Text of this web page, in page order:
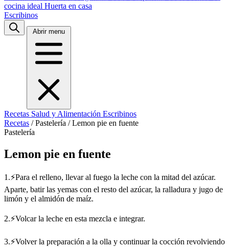
cocina ideal Huerta en casa
Escribinos
Abrir menu
Recetas Salud y Alimentación Escribinos
Recetas / Pastelería / Lemon pie en fuente
Pastelería
Lemon pie en fuente
1.⚡Para el relleno, llevar al fuego la leche con la mitad del azúcar.
Aparte, batir las yemas con el resto del azúcar, la ralladura y jugo de
limón y el almidón de maíz.
2.⚡Volcar la leche en esta mezcla e integrar.
3.⚡Volver la preparación a la olla y continuar la cocción revolviendo